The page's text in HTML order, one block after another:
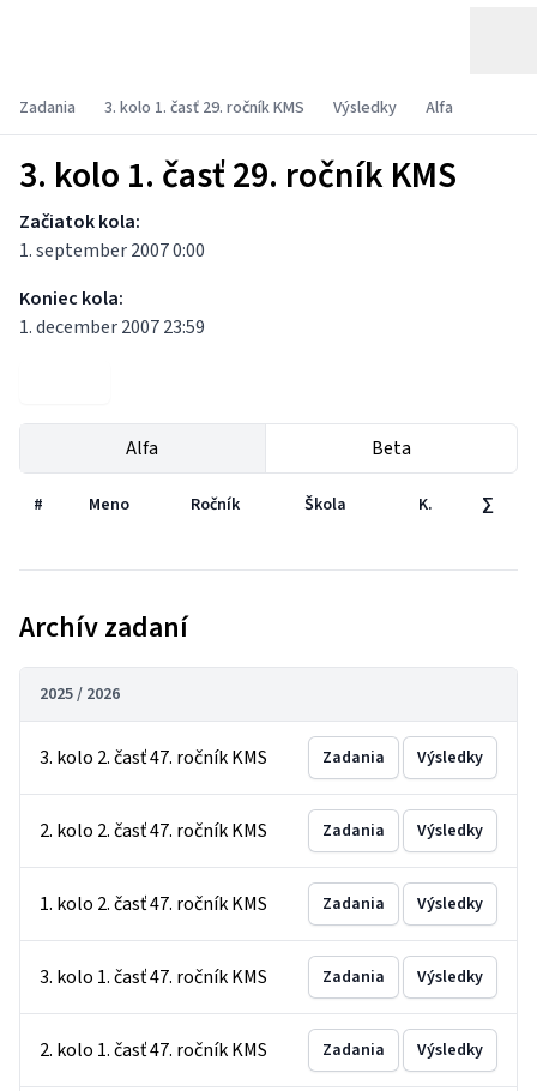
Zadania 3. kolo 1. časť 29. ročník KMS Výsledky Alfa
3. kolo 1. časť 29. ročník KMS
Začiatok kola:
1. september 2007 0:00
Koniec kola:
1. december 2007 23:59
Alfa Beta
# Meno Ročník Škola K. ∑
Archív zadaní
2025 / 2026
3. kolo 2. časť 47. ročník KMS Zadania Výsledky
2. kolo 2. časť 47. ročník KMS Zadania Výsledky
1. kolo 2. časť 47. ročník KMS Zadania Výsledky
3. kolo 1. časť 47. ročník KMS Zadania Výsledky
2. kolo 1. časť 47. ročník KMS Zadania Výsledky